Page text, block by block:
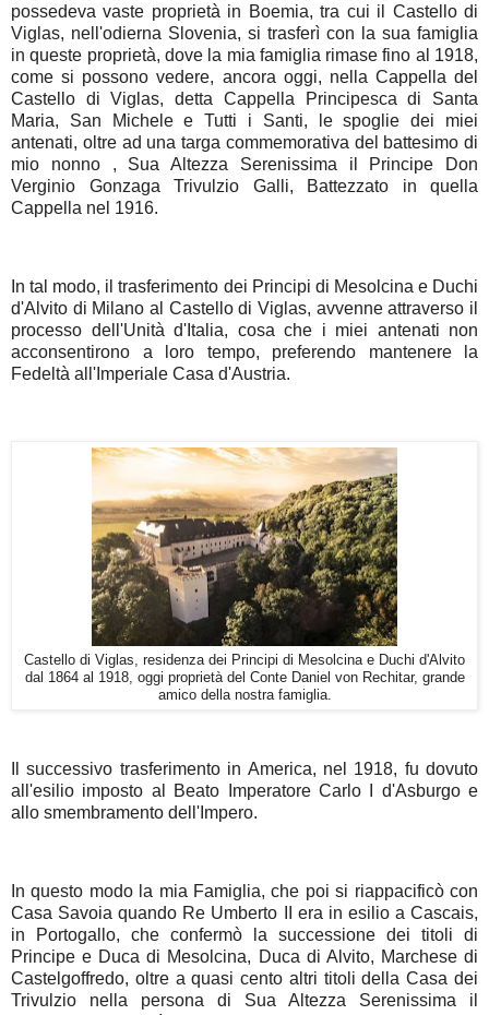
possedeva vaste proprietà in Boemia, tra cui il Castello di
Viglas, nell'odierna Slovenia, si trasferì con la sua famiglia
in queste proprietà, dove la mia famiglia rimase fino al 1918,
come si possono vedere, ancora oggi, nella Cappella del
Castello di Viglas, detta Cappella Principesca di Santa
Maria, San Michele e Tutti i Santi, le spoglie dei miei
antenati, oltre ad una targa commemorativa del battesimo di
mio nonno , Sua Altezza Serenissima il Principe Don
Verginio Gonzaga Trivulzio Galli, Battezzato in quella
Cappella nel 1916.
In tal modo, il trasferimento dei Principi di Mesolcina e Duchi
d'Alvito di Milano al Castello di Viglas, avvenne attraverso il
processo dell'Unità d'Italia, cosa che i miei antenati non
acconsentirono a loro tempo, preferendo mantenere la
Fedeltà all'Imperiale Casa d'Austria.
Castello di Viglas, residenza dei Principi di Mesolcina e Duchi d'Alvito
dal 1864 al 1918, oggi proprietà del Conte Daniel von Rechitar, grande
amico della nostra famiglia.
Il successivo trasferimento in America, nel 1918, fu dovuto
all'esilio imposto al Beato Imperatore Carlo I d'Asburgo e
allo smembramento dell'Impero.
In questo modo la mia Famiglia, che poi si riappacificò con
Casa Savoia quando Re Umberto II era in esilio a Cascais,
in Portogallo, che confermò la successione dei titoli di
Principe e Duca di Mesolcina, Duca di Alvito, Marchese di
Castelgoffredo, oltre a quasi cento altri titoli della Casa dei
Trivulzio nella persona di Sua Altezza Serenissima il